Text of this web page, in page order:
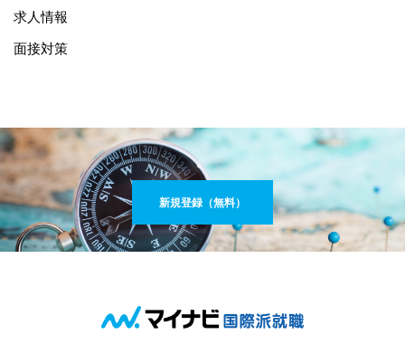
求人情報
面接対策
新規登録（無料）